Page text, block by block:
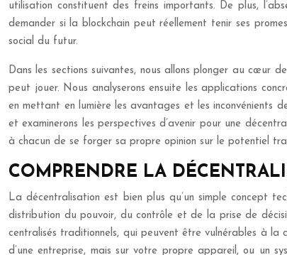
utilisation constituent des freins importants. De plus,
demander si la blockchain peut réellement tenir ses
social du futur.
Dans les sections suivantes, nous allons plonger au cœur
peut jouer. Nous analyserons ensuite les applications
en mettant en lumière les avantages et les inconvénients
et examinerons les perspectives d’avenir pour une
à chacun de se forger sa propre opinion sur le potentiel
COMPRENDRE LA
La décentralisation est bien plus qu’un simple concept
distribution du pouvoir, du contrôle et de la prise de
centralisés traditionnels, qui peuvent être vulnérables à la
d’une entreprise, mais sur votre propre appareil, ou un